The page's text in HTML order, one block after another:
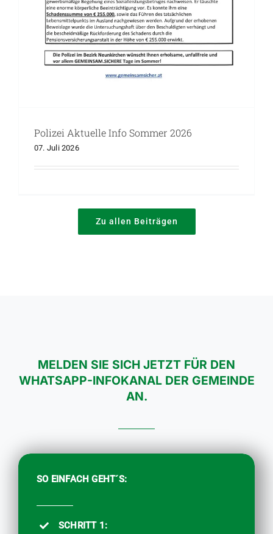
Polizei Aktuelle Info Sommer 2026
07. Juli 2026
Zu allen Beiträgen
MELDEN SIE SICH JETZT FÜR DEN
WHATSAPP-INFOKANAL DER GEMEINDE
AN.
SO EINFACH GEHT´S:
SCHRITT 1: